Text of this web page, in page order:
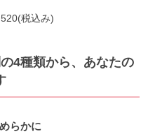
税込み)
4種類から、あなたの
らかに